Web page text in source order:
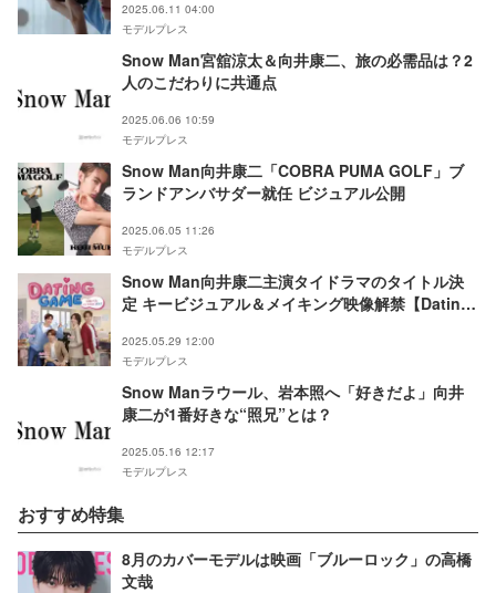
2025.06.11 04:00
モデルプレス
Snow Man宮舘涼太＆向井康二、旅の必需品は？2
人のこだわりに共通点
2025.06.06 10:59
モデルプレス
Snow Man向井康二「COBRA PUMA GOLF」ブ
ランドアンバサダー就任 ビジュアル公開
2025.06.05 11:26
モデルプレス
Snow Man向井康二主演タイドラマのタイトル決
定 キービジュアル＆メイキング映像解禁【Dating
2025.05.29 12:00
モデルプレス
Snow Manラウール、岩本照へ「好きだよ」向井
康二が1番好きな“照兄”とは？
2025.05.16 12:17
モデルプレス
おすすめ特集
8月のカバーモデルは映画「ブルーロック」の高橋
文哉